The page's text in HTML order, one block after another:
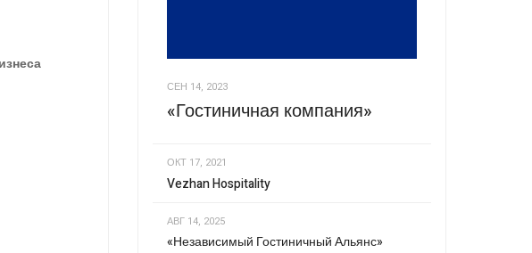
СЕН 14, 2023
«Гостиничная компания»
ОКТ 17, 2021
Vezhan Hospitality
АВГ 14, 2025
«Независимый Гостиничный Альянс»